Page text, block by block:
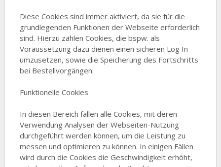
Diese Cookies sind immer aktiviert, da sie für die
grundlegenden Funktionen der Webseite erforderlich
sind. Hierzu zählen Cookies, die bspw. als
Voraussetzung dazu dienen einen sicheren Log In
umzusetzen, sowie die Speicherung des Fortschritts
bei Bestellvorgängen.
Funktionelle Cookies
In diesen Bereich fallen alle Cookies, mit deren
Verwendung Analysen der Webseiten-Nutzung
durchgeführt werden können, um die Leistung zu
messen und optimieren zu können. In einigen Fällen
wird durch die Cookies die Geschwindigkeit erhöht,